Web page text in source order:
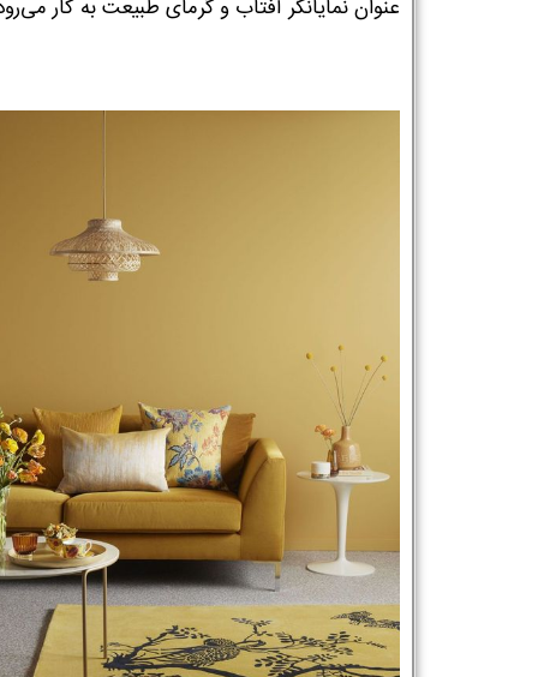
عنوان نمایانگر آفتاب و گرمای طبیعت به کار